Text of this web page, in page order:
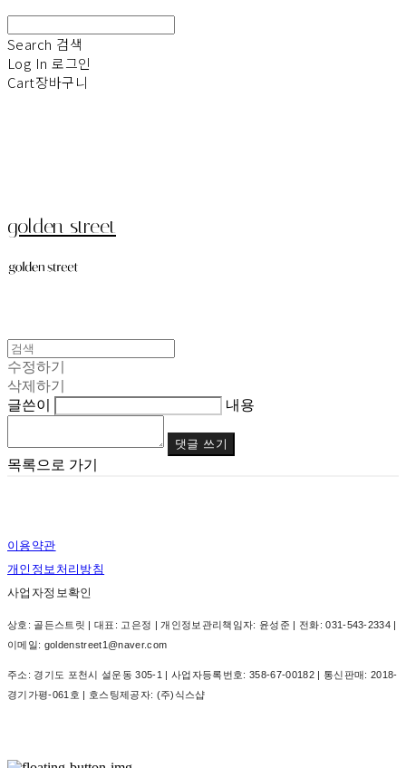
Search 검색
Log In 로그인
Cart장바구니
golden street
수정하기
삭제하기
글쓴이
내용
댓글 쓰기
목록으로 가기
이용약관
개인정보처리방침
사업자정보확인
상호: 골든스트릿 | 대표: 고은정 | 개인정보관리책임자: 윤성준 | 전화: 031-543-2334 |
이메일: goldenstreet1@naver.com
주소: 경기도 포천시 설운동 305-1 | 사업자등록번호: 358-67-00182| 통신판매: 2018-
경기가평-061호 | 호스팅제공자: (주)식스샵